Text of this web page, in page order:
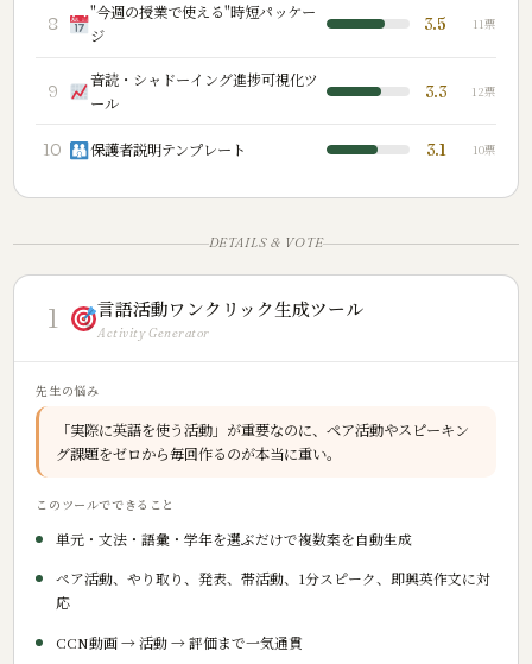
8
"今週の授業で使える"時短パッケー
ジ
3.5 11票
9
音読・シャドーイング進捗可視化ツ
ール
3.3 12票
10 保護者説明テンプレート 3.1 10票
DETAILS & VOTE
1 言語活動ワンクリック生成ツール
Activity Generator
先生の悩み
「実際に英語を使う活動」が重要なのに、ペア活動やスピーキン
グ課題をゼロから毎回作るのが本当に重い。
このツールでできること
単元・文法・語彙・学年を選ぶだけで複数案を自動生成
ペア活動、やり取り、発表、帯活動、1分スピーク、即興英作文に対
応
CCN動画 → 活動 → 評価まで一気通貫